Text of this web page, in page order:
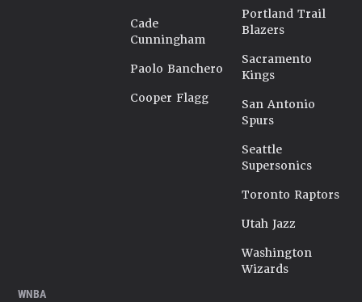
Cade
Cunningham
Paolo Banchero
Cooper Flagg
Portland Trail
Blazers
Sacramento
Kings
San Antonio
Spurs
Seattle
Supersonics
Toronto Raptors
Utah Jazz
Washington
Wizards
WNBA